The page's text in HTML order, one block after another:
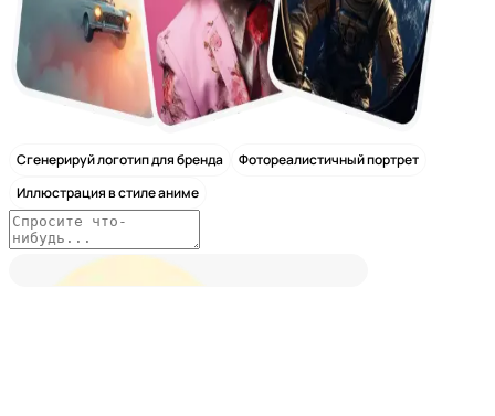
Сгенерируй логотип для бренда
Фотореалистичный портрет
Иллюстрация в стиле аниме